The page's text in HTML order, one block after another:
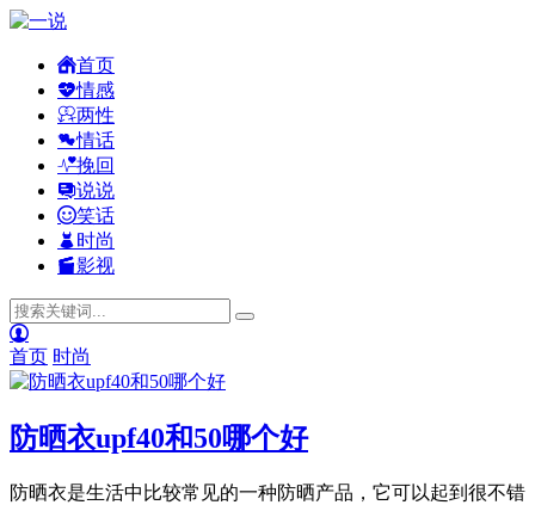
首页
情感
两性
情话
挽回
说说
笑话
时尚
影视
首页 时尚
防晒衣upf40和50哪个好
防晒衣是生活中比较常见的一种防晒产品，它可以起到很不错